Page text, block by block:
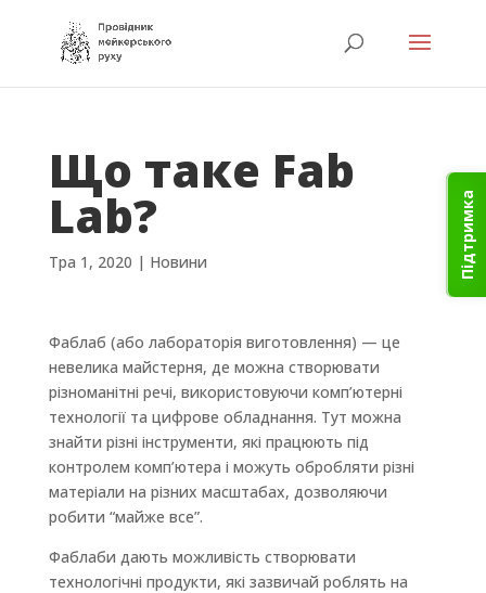
Підтримка
Що таке Fab
Lab?
Тра 1, 2020 | Новини
Фаблаб (або лабораторія виготовлення) — це
невелика майстерня, де можна створювати
різноманітні речі, використовуючи комп’ютерні
технології та цифрове обладнання. Тут можна
знайти різні інструменти, які працюють під
контролем комп’ютера і можуть обробляти різні
матеріали на різних масштабах, дозволяючи
робити “майже все”.
Фаблаби дають можливість створювати
технологічні продукти, які зазвичай роблять на